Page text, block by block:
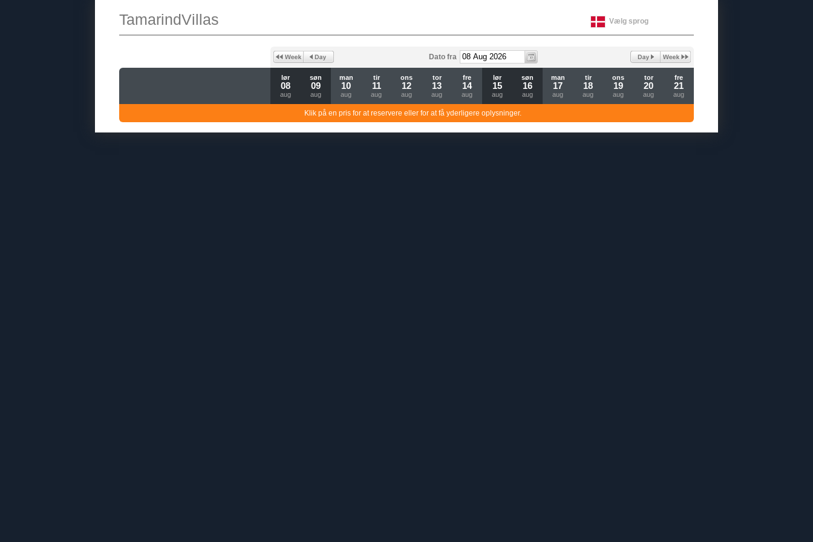
Vælg sprog
TamarindVillas
Dato fra
lør
08
aug
søn
09
aug
man
10
aug
tir
11
aug
ons
12
aug
tor
13
aug
fre
14
aug
lør
15
aug
søn
16
aug
man
17
aug
tir
18
aug
ons
19
aug
tor
20
aug
fre
21
aug
Klik på en pris for at reservere eller for at få yderligere oplysninger.